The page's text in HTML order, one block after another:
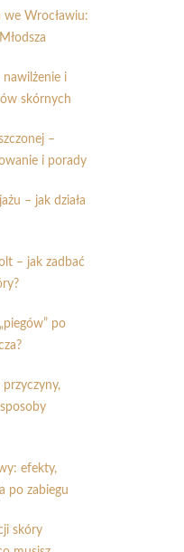
we Wrocławiu:
nawilżenie i
skórnych
–
i porady
– jak działa
– jak zadbać
po
przyczyny,
efekty,
po zabiegu
skóry